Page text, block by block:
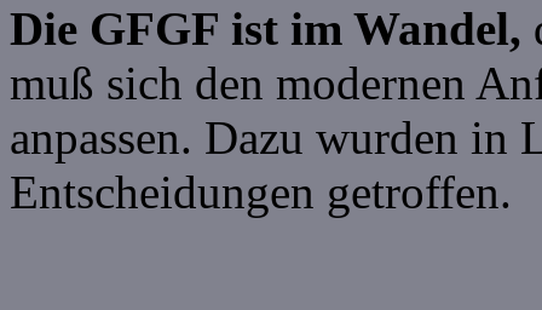
Die GFGF ist im Wandel,
muß sich den modernen
anpassen. Dazu wurden in
Entscheidungen getroffen.